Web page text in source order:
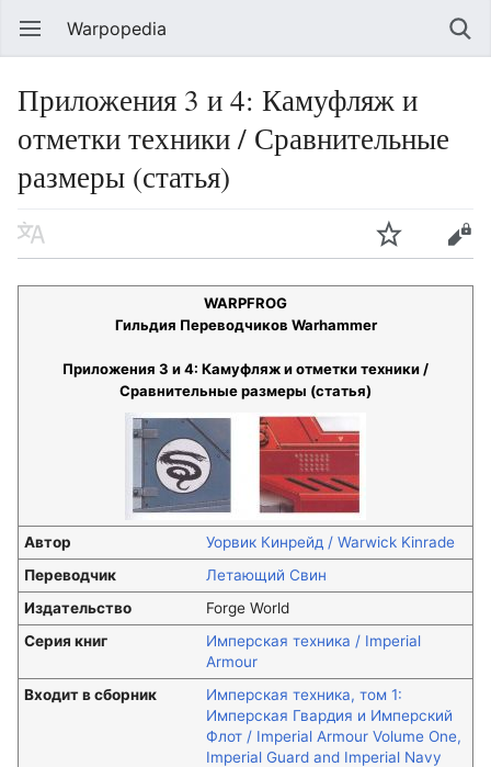
Warpopedia
Приложения 3 и 4: Камуфляж и
отметки техники / Сравнительные
размеры (статья)
WARPFROG
Гильдия Переводчиков Warhammer
Приложения 3 и 4: Камуфляж и отметки техники /
Сравнительные размеры (статья)
Автор
Уорвик Кинрейд / Warwick Kinrade
Переводчик
Летающий Свин
Издательство
Forge World
Серия книг
Имперская техника / Imperial
Armour
Входит в сборник
Имперская техника, том 1:
Имперская Гвардия и Имперский
Флот / Imperial Armour Volume One,
Imperial Guard and Imperial Navy